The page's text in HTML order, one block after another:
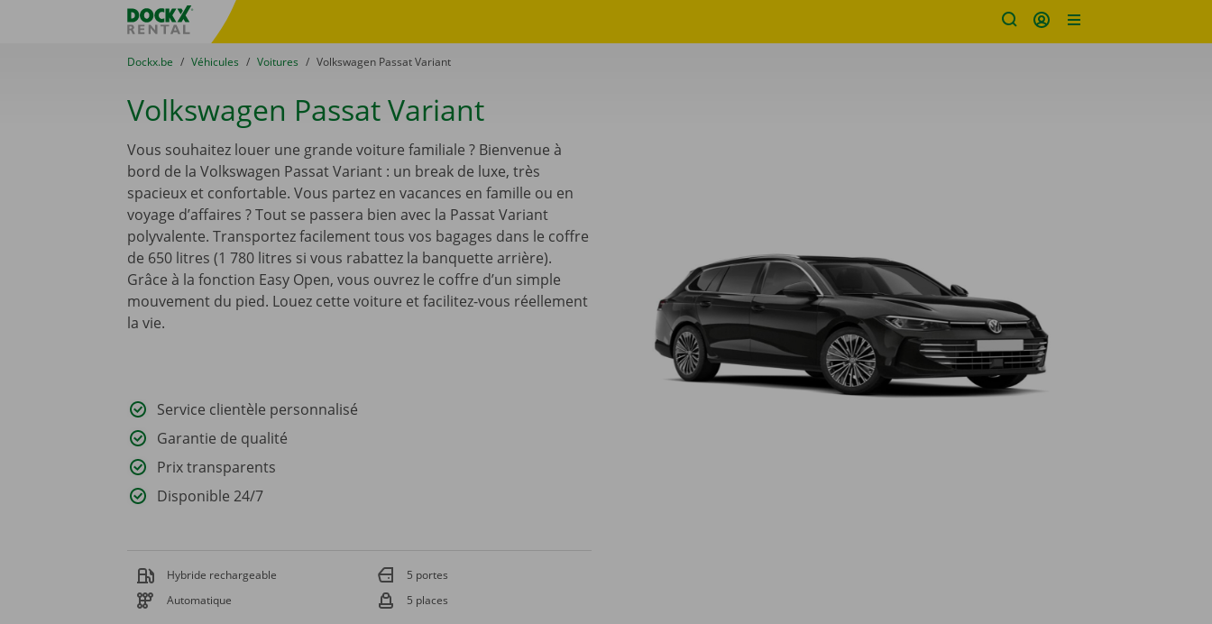
sitename
You are here:
du
Dockx.be to
Véhicules to
Voitures to
Volkswagen Passat Variant
Volkswagen Passat Variant
Vous souhaitez louer une grande voiture familiale ? Bienvenue à
bord de la Volkswagen Passat Variant : un break de luxe, très
spacieux et confortable. Vous partez en vacances en famille ou en
voyage d’affaires ? Tout se passera bien avec la Passat Variant
polyvalente. Transportez facilement tous vos bagages dans le coffre
de 650 litres (1 780 litres si vous rabattez la banquette arrière).
Grâce à la fonction Easy Open, vous ouvrez le coffre d’un simple
mouvement du pied. Louez cette voiture et facilitez-vous réellement
la vie.
Service clientèle personnalisé
Garantie de qualité
Prix transparents
Disponible 24/7
Hybride rechargeable
5 portes
Automatique
5 places